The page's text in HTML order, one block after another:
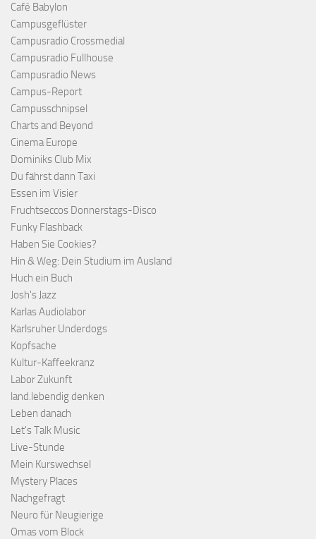
Café Babylon
Campusgeflüster
Campusradio Crossmedial
Campusradio Fullhouse
Campusradio News
Campus-Report
Campusschnipsel
Charts and Beyond
Cinema Europe
Dominiks Club Mix
Du fährst dann Taxi
Essen im Visier
Fruchtseccos Donnerstags-Disco
Funky Flashback
Haben Sie Cookies?
Hin & Weg: Dein Studium im Ausland
Huch ein Buch
Josh's Jazz
Karlas Audiolabor
Karlsruher Underdogs
Kopfsache
Kultur-Kaffeekranz
Labor Zukunft
land.lebendig denken
Leben danach
Let's Talk Music
Live-Stunde
Mein Kurswechsel
Mystery Places
Nachgefragt
Neuro für Neugierige
Omas vom Block